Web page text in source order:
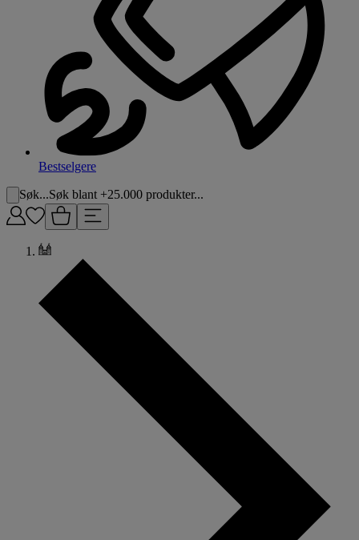
Bestselgere
Søk...Søk blant +25.000 produkter...